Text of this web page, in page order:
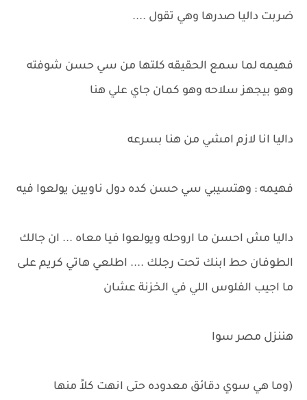
ضربت داليا صدرها وهي تقول ....
فهيمه لما سمع الحقيقه كلتها من سي حسن شوفته
وهو بيجهز سلاحه وهو كمان جاي علي هنا
داليا انا لازم امشي من هنا بسرعه
فهيمه : وهتسيبي سي حسن كده دول ناويين يولعوا فيه
داليا مش احسن ما اروحله ويولعوا فيا معاه ... ان جالك
الطوفان حط ابنك تحت رجلك .... اطلعي هاتي كريم على
ما اجيب الفلوس اللي في الخزنة عشان
هننزل مصر سوا
(وما هي سوي دقائق معدوده حتى انهت كلاً منها